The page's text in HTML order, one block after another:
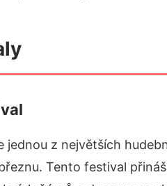
jednou z největších
Tento festival